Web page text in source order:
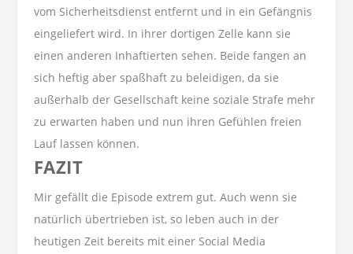
vom Sicherheitsdienst entfernt und in ein Gefängnis
eingeliefert wird. In ihrer dortigen Zelle kann sie
einen anderen Inhaftierten sehen. Beide fangen an
sich heftig aber spaßhaft zu beleidigen, da sie
außerhalb der Gesellschaft keine soziale Strafe mehr
zu erwarten haben und nun ihren Gefühlen freien
Lauf lassen können.
FAZIT
Mir gefällt die Episode extrem gut. Auch wenn sie
natürlich übertrieben ist, so leben auch in der
heutigen Zeit bereits mit einer Social Media